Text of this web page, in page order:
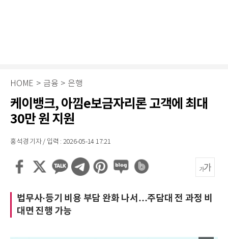
HOME > 금융 > 은행
케이뱅크, 아낌e보금자리론 고객에 최대
30만 원 지원
홍석경 기자 / 입력 : 2026-05-14 17:21
법무사·등기 비용 부담 완화 나서…주담대 전 과정 비
대면 진행 가능